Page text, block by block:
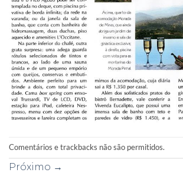
Comentários e trackbacks não são permitidos.
Próximo →